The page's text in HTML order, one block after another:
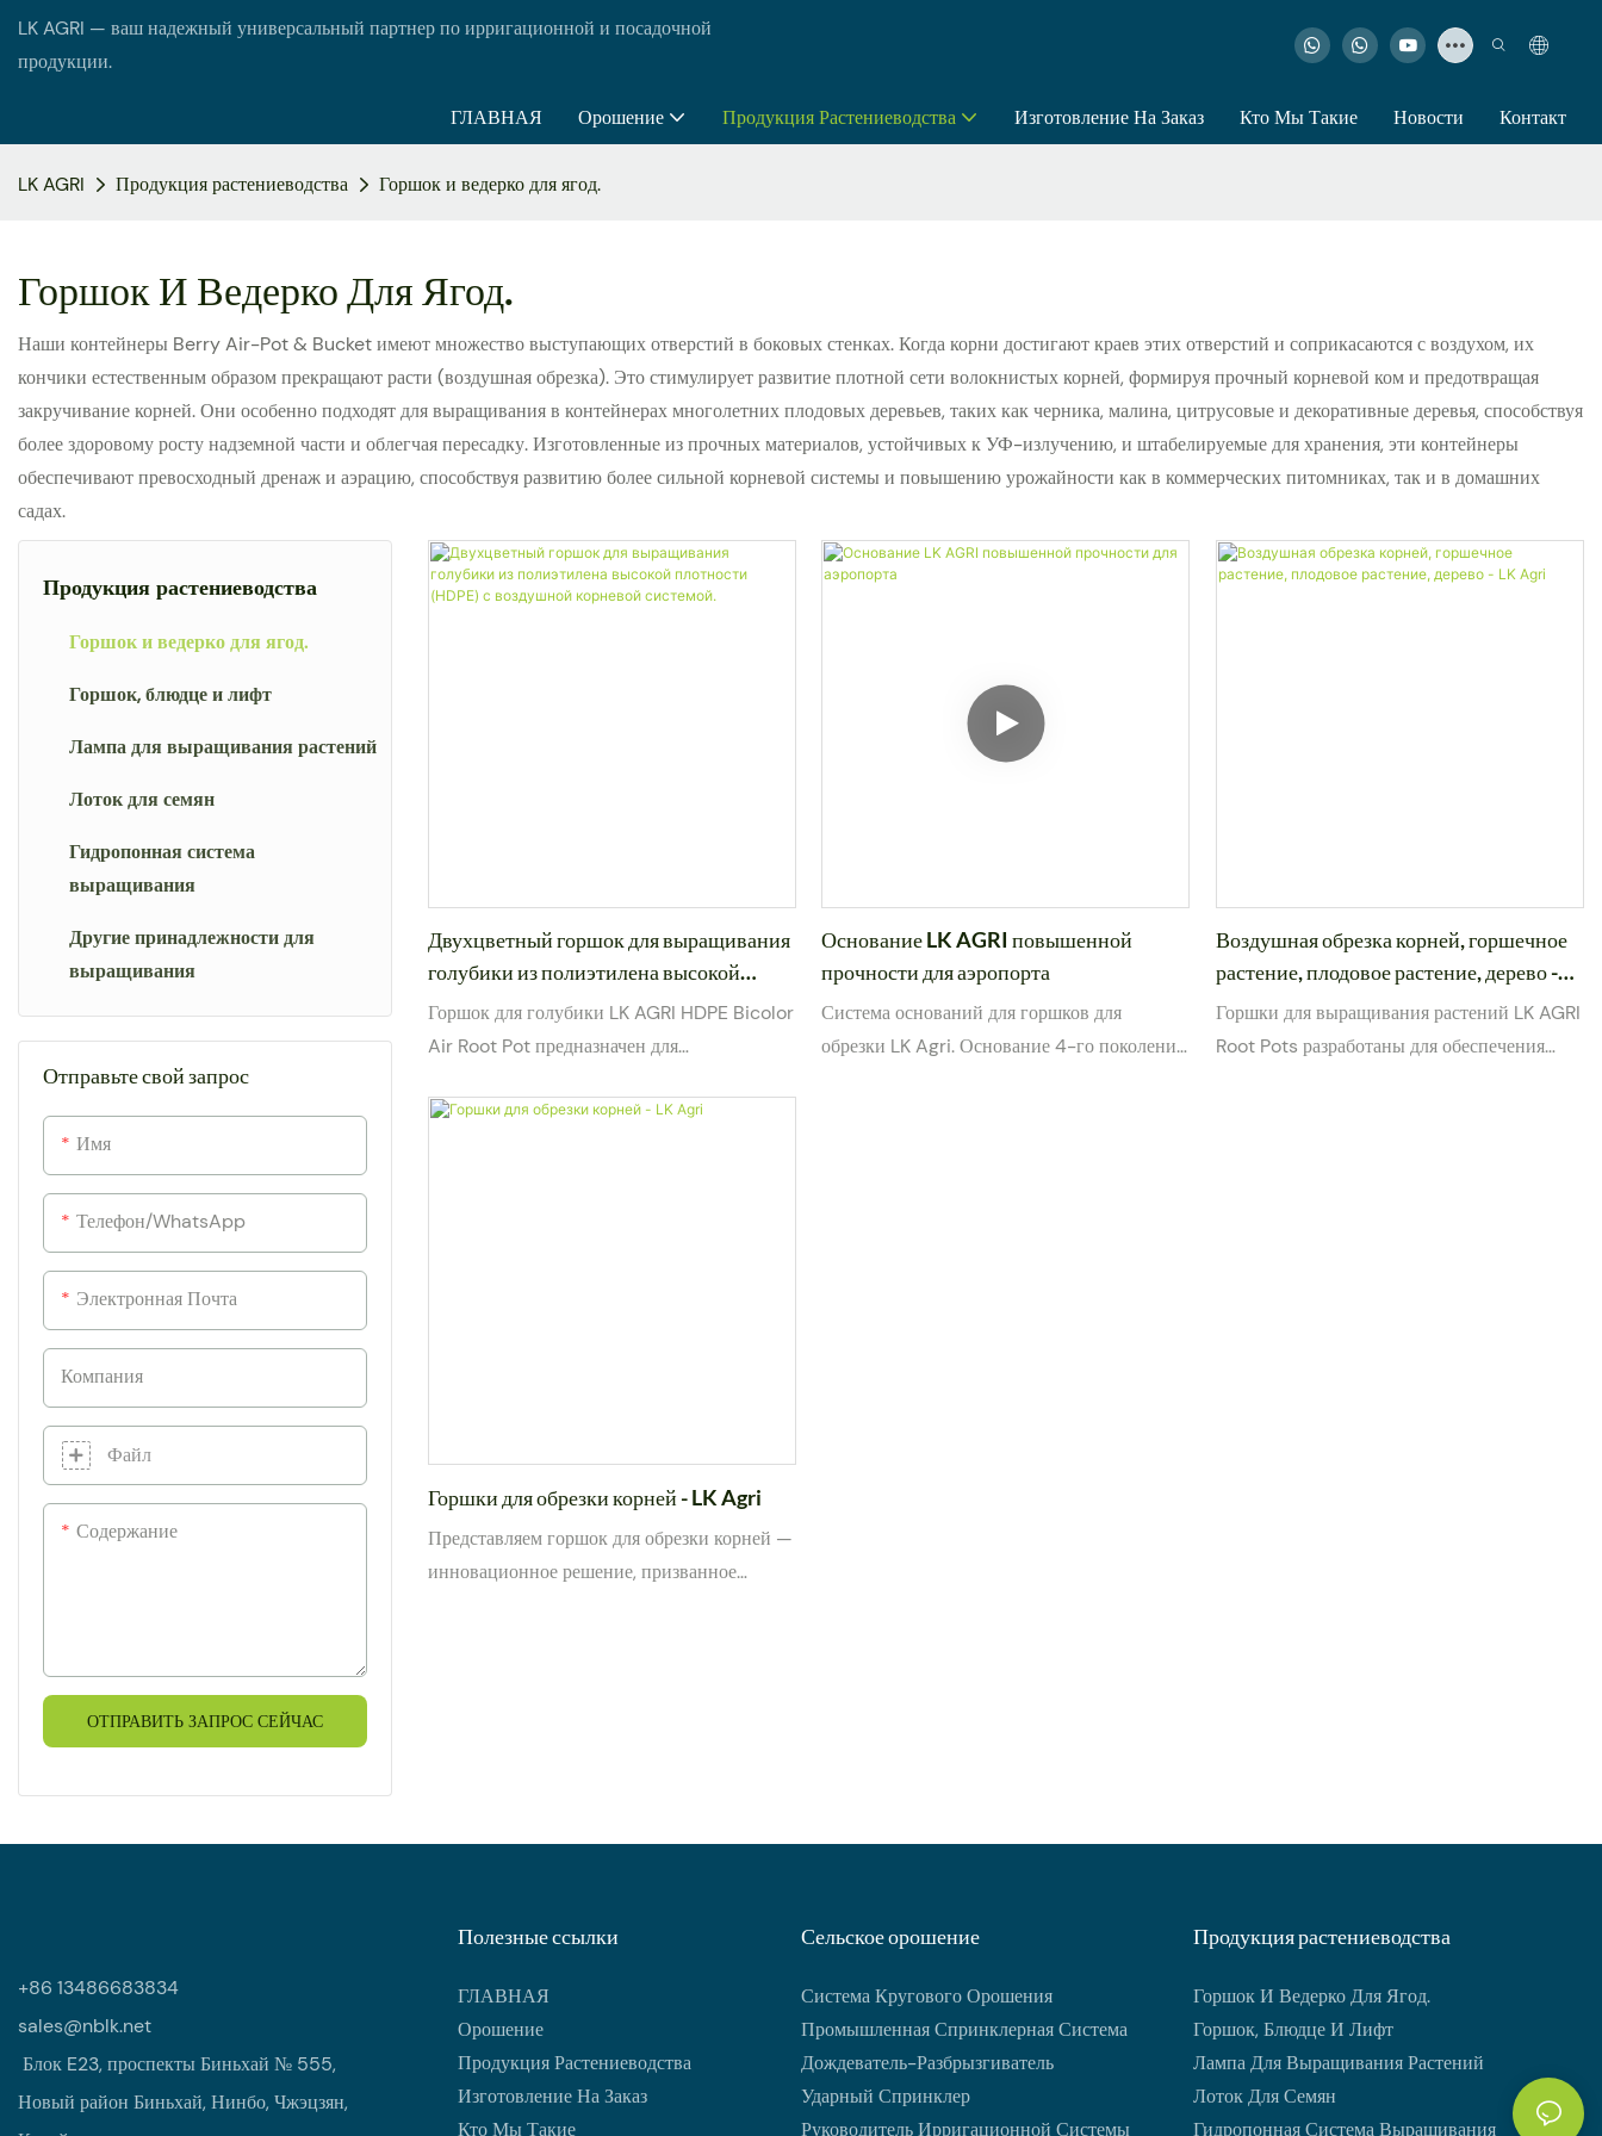
LK AGRI — ваш надежный универсальный партнер по ирригационной и посадочной
продукции.
ГЛАВНАЯ Орошение Продукция Растениеводства Изготовление На Заказ Кто Мы Такие Новости Контакт
LK AGRI Продукция растениеводства Горшок и ведерко для ягод.
Горшок И Ведерко Для Ягод.
Наши контейнеры Berry Air-Pot & Bucket имеют множество выступающих отверстий в боковых стенках. Когда корни достигают краев этих отверстий и соприкасаются с воздухом, их
кончики естественным образом прекращают расти (воздушная обрезка). Это стимулирует развитие плотной сети волокнистых корней, формируя прочный корневой ком и предотвращая
закручивание корней. Они особенно подходят для выращивания в контейнерах многолетних плодовых деревьев, таких как черника, малина, цитрусовые и декоративные деревья, способствуя
более здоровому росту надземной части и облегчая пересадку. Изготовленные из прочных материалов, устойчивых к УФ-излучению, и штабелируемые для хранения, эти контейнеры
обеспечивают превосходный дренаж и аэрацию, способствуя развитию более сильной корневой системы и повышению урожайности как в коммерческих питомниках, так и в домашних
садах.
Продукция растениеводства
Горшок и ведерко для ягод.
Горшок, блюдце и лифт
Лампа для выращивания растений
Лоток для семян
Гидропонная система
выращивания
Другие принадлежности для
выращивания
Отправьте свой запрос
Имя
Телефон/WhatsApp
Электронная Почта
Компания
Файл
Содержание
ОТПРАВИТЬ ЗАПРОС СЕЙЧАС
Двухцветный горшок для выращивания
голубики из полиэтилена высокой
плотности (HDPE) с воздушной
корневой системой.
Горшок для голубики LK AGRI HDPE Bicolor
Air Root Pot предназначен для
корневой системы и улучшения роста
Основание LK AGRI повышенной
прочности для аэропорта
Система оснований для горшков для
обрезки LK Agri. Основание 4-го поколения
Воздушная обрезка корней, горшечное
растение, плодовое растение, дерево -
LK Agri
Горшки для выращивания растений LK AGRI
Root Pots разработаны для обеспечения
Горшки для обрезки корней - LK Agri
Представляем горшок для обрезки корней —
инновационное решение, призванное
+86 13486683834
sales@nblk.net
Блок E23, проспекты Биньхай № 555,
Новый район Биньхай, Нинбо, Чжэцзян,
Полезные ссылки
ГЛАВНАЯ
Орошение
Продукция Растениеводства
Изготовление На Заказ
Кто Мы Такие
Сельское орошение
Система Кругового Орошения
Промышленная Спринклерная Система
Дождеватель-Разбрызгиватель
Ударный Спринклер
Руководитель Ирригационной Системы
Продукция растениеводства
Горшок И Ведерко Для Ягод.
Горшок, Блюдце И Лифт
Лампа Для Выращивания Растений
Лоток Для Семян
Гидропонная Система Выращивания